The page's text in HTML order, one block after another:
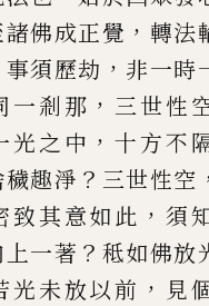
諸佛成正覺 ， 轉法
事須歷劫 ， 非一時
一剎那 ， 三世性
光之中 ，十方不
趣淨 ？ 三世性空
致其意如此 ， 須
一著 ？ 秪如佛放
光未放以前 ， 見